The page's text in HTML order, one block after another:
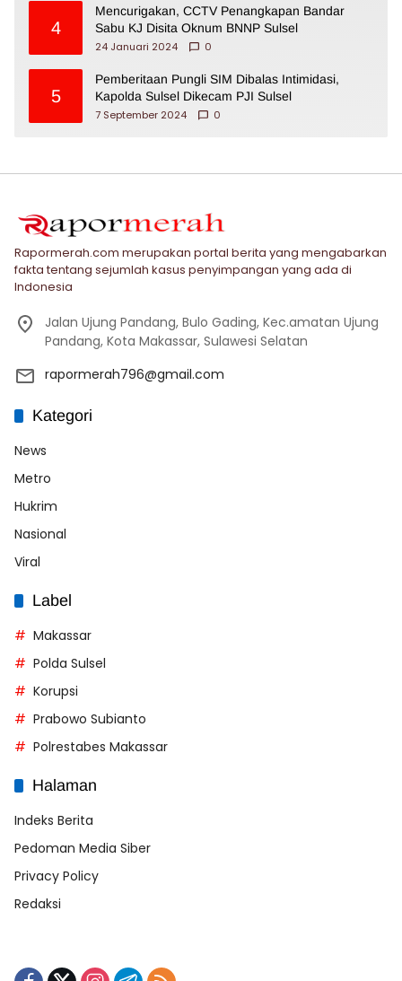
4
Mencurigakan, CCTV Penangkapan Bandar
Sabu KJ Disita Oknum BNNP Sulsel
24 Januari 2024
0
5
Pemberitaan Pungli SIM Dibalas Intimidasi,
Kapolda Sulsel Dikecam PJI Sulsel
7 September 2024
0
Rapormerah.com merupakan portal berita yang mengabarkan
fakta tentang sejumlah kasus penyimpangan yang ada di
Indonesia
Jalan Ujung Pandang, Bulo Gading, Kec.amatan Ujung
Pandang, Kota Makassar, Sulawesi Selatan
rapormerah796@gmail.com
Kategori
News
Metro
Hukrim
Nasional
Viral
Label
Makassar
Polda Sulsel
Korupsi
Prabowo Subianto
Polrestabes Makassar
Halaman
Indeks Berita
Pedoman Media Siber
Privacy Policy
Redaksi